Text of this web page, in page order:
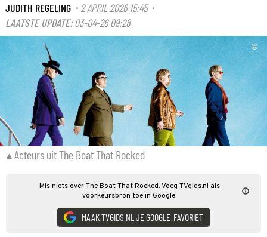
JUDITH REGELING · 2 APRIL 2026 15:45·
LAATSTE UPDATE: 03-04-26 09:28
©
Acteurs uit The Boat That Rocked
Mis niets over The Boat That Rocked. Voeg TVgids.nl als
voorkeursbron toe in Google.
MAAK TVGIDS.NL JE GOOGLE-FAVORIET